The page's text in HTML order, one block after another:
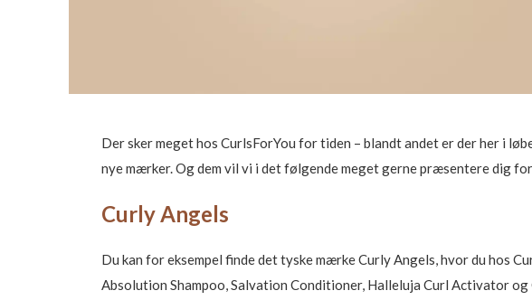
Der sker meget hos CurlsForYou for tiden – blandt andet er der her i
nye mærker. Og dem vil vi i det følgende meget gerne præsentere dig
Curly Angels
Du kan for eksempel finde det tyske mærke Curly Angels, hvor du hos
Absolution Shampoo, Salvation Conditioner, Halleluja Curl Activator